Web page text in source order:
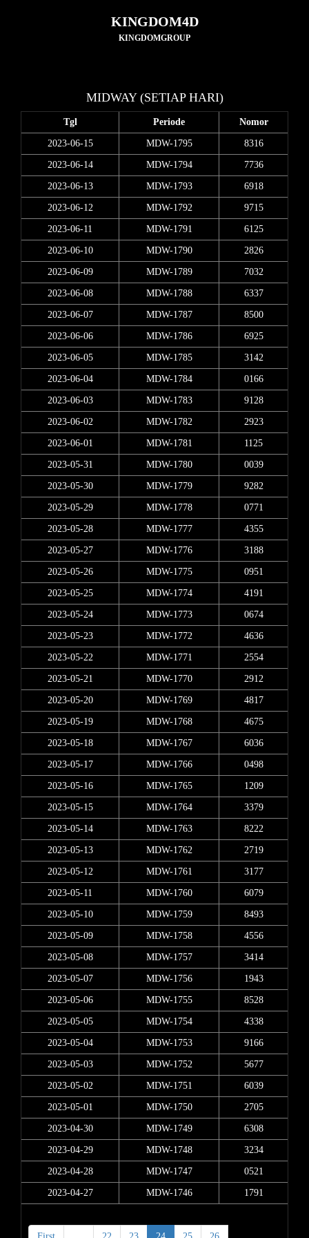
KINGDOM4D
KINGDOMGROUP
MIDWAY (SETIAP HARI)
Tgl Periode Nomor
2023-06-15 MDW-1795 8316
2023-06-14 MDW-1794 7736
2023-06-13 MDW-1793 6918
2023-06-12 MDW-1792 9715
2023-06-11 MDW-1791 6125
2023-06-10 MDW-1790 2826
2023-06-09 MDW-1789 7032
2023-06-08 MDW-1788 6337
2023-06-07 MDW-1787 8500
2023-06-06 MDW-1786 6925
2023-06-05 MDW-1785 3142
2023-06-04 MDW-1784 0166
2023-06-03 MDW-1783 9128
2023-06-02 MDW-1782 2923
2023-06-01 MDW-1781 1125
2023-05-31 MDW-1780 0039
2023-05-30 MDW-1779 9282
2023-05-29 MDW-1778 0771
2023-05-28 MDW-1777 4355
2023-05-27 MDW-1776 3188
2023-05-26 MDW-1775 0951
2023-05-25 MDW-1774 4191
2023-05-24 MDW-1773 0674
2023-05-23 MDW-1772 4636
2023-05-22 MDW-1771 2554
2023-05-21 MDW-1770 2912
2023-05-20 MDW-1769 4817
2023-05-19 MDW-1768 4675
2023-05-18 MDW-1767 6036
2023-05-17 MDW-1766 0498
2023-05-16 MDW-1765 1209
2023-05-15 MDW-1764 3379
2023-05-14 MDW-1763 8222
2023-05-13 MDW-1762 2719
2023-05-12 MDW-1761 3177
2023-05-11 MDW-1760 6079
2023-05-10 MDW-1759 8493
2023-05-09 MDW-1758 4556
2023-05-08 MDW-1757 3414
2023-05-07 MDW-1756 1943
2023-05-06 MDW-1755 8528
2023-05-05 MDW-1754 4338
2023-05-04 MDW-1753 9166
2023-05-03 MDW-1752 5677
2023-05-02 MDW-1751 6039
2023-05-01 MDW-1750 2705
2023-04-30 MDW-1749 6308
2023-04-29 MDW-1748 3234
2023-04-28 MDW-1747 0521
2023-04-27 MDW-1746 1791